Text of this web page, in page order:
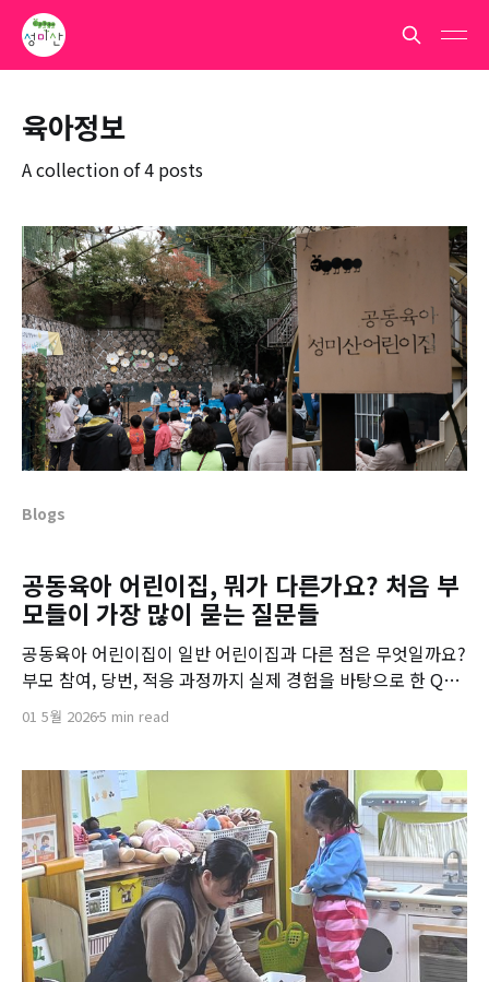
육아정보
A collection of 4 posts
Blogs
공동육아 어린이집, 뭐가 다른가요? 처음 부
모들이 가장 많이 묻는 질문들
공동육아 어린이집이 일반 어린이집과 다른 점은 무엇일까요?
부모 참여, 당번, 적응 과정까지 실제 경험을 바탕으로 한 Q&A
시리즈
01 5월 20265 min read